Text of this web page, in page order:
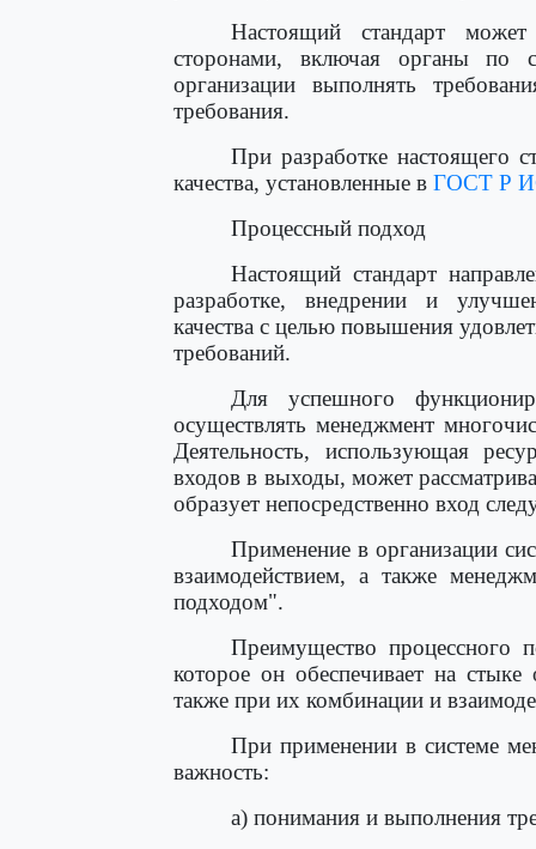
Настоящий стандарт
сторонами, включая органы по
организации выполнять
требования.
При разработке настоящего
качества, установленные в ГОСТ Р
Процессный подход
Настоящий стандарт
разработке, внедрении и
качества с целью повышения
требований.
Для успешного
осуществлять менеджмент
Деятельность, использующая
входов в выходы, может
образует непосредственно вход
Применение в организации
взаимодействием, а также
подходом".
Преимущество процессного
которое он обеспечивает на
также при их комбинации и
При применении в системе
важность:
а) понимания и выполнения